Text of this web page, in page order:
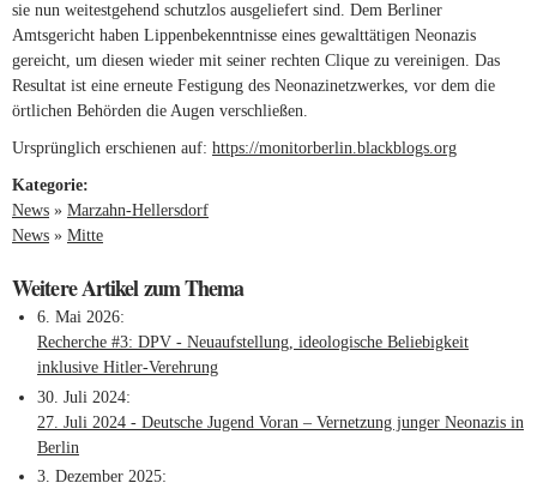
sie nun weitestgehend schutzlos ausgeliefert sind. Dem Berliner
Amtsgericht haben Lippenbekenntnisse eines gewalttätigen Neonazis
gereicht, um diesen wieder mit seiner rechten Clique zu vereinigen. Das
Resultat ist eine erneute Festigung des Neonazinetzwerkes, vor dem die
örtlichen Behörden die Augen verschließen.
Ursprünglich erschienen auf: https://monitorberlin.blackblogs.org
Kategorie:
News » Marzahn-Hellersdorf
News » Mitte
Weitere Artikel zum Thema
6. Mai 2026
Recherche #3: DPV - Neuaufstellung, ideologische Beliebigkeit
inklusive Hitler-Verehrung
30. Juli 2024
27. Juli 2024 - Deutsche Jugend Voran – Vernetzung junger Neonazis in
Berlin
3. Dezember 2025